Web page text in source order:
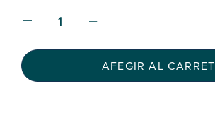
AFEGIR AL CARRET